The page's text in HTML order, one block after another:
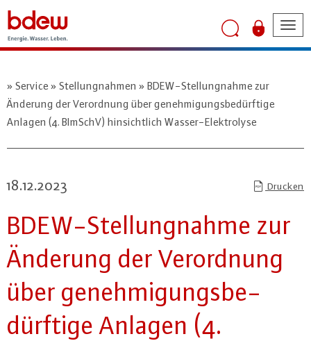
Service Stellungnahmen
BDEW-Stellungnahme zur
Änderung der Verordnung über genehmigungsbedürftige
Anlagen (4. BImSchV) hinsichtlich Wasser-Elektrolyse
18.12.2023 Drucken
BDEW-Stel­lung­nah­me zur
Änderung der Ver­ord­nung
über ge­neh­mi­gungs­be­
dürf­ti­ge Anlagen (4.